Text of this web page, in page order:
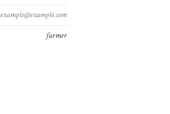
example@example.com
farmer